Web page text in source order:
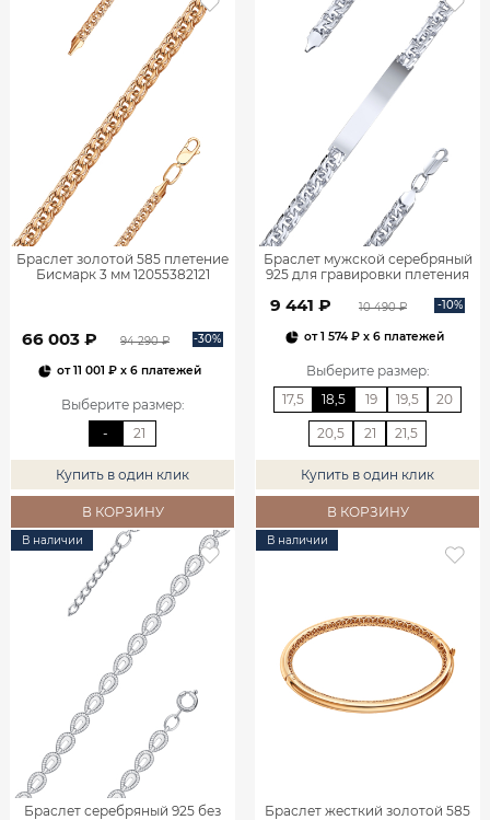
Браслет золотой 585 плетение
Бисмарк 3 мм 12055382121
66 003 ₽ 94 290 ₽ -30%
от11 001 ₽ x 6 платежей
Выберите размер:
-
21
Купить в один клик
В КОРЗИНУ
Браслет мужской серебряный
925 для гравировки плетения
9 441 ₽ 10 490 ₽ -10%
от1 574 ₽ x 6 платежей
Выберите размер:
17,5
18,5 19 19,5 20
20,5 21 21,5
Купить в один клик
В КОРЗИНУ
В наличии
Браслет серебряный 925 без
В наличии
Браслет жесткий золотой 585